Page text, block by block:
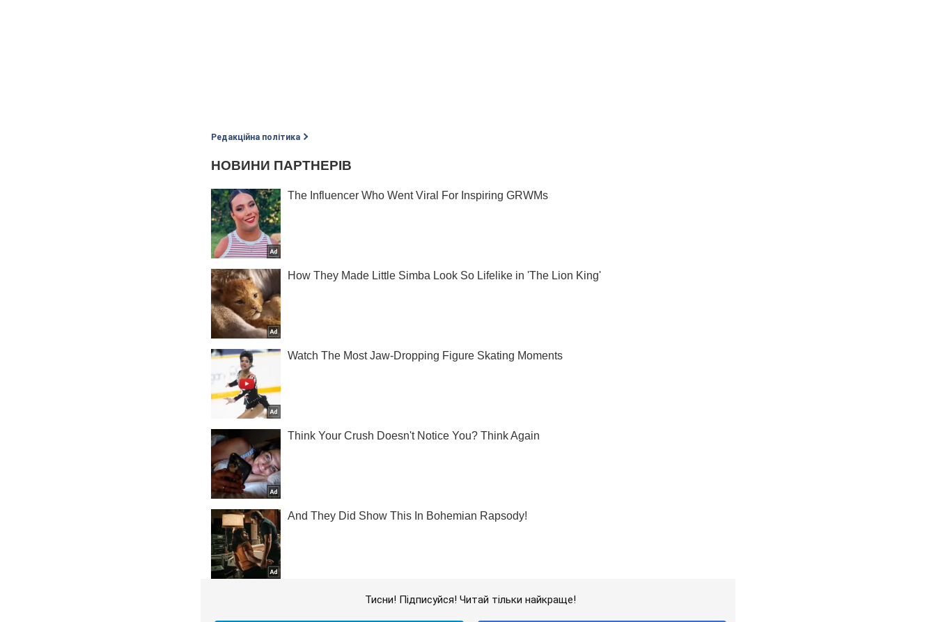
Редакційна політика
Тисни! Підписуйся! Читай тільки найкраще!